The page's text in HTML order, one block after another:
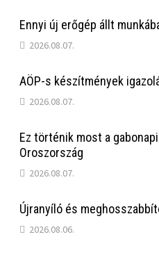
Ennyi új erőgép állt
2026.08.07.
AÖP-s készítmények
2026.08.07.
Ez történik most a
Oroszország
2026.08.07.
Újranyíló és
2026.08.06.